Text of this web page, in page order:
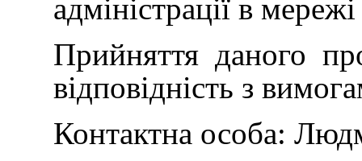
адміністрації в
Прийняття даного
відповідність з
Контактна особа: